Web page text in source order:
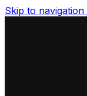
Skip to navigation